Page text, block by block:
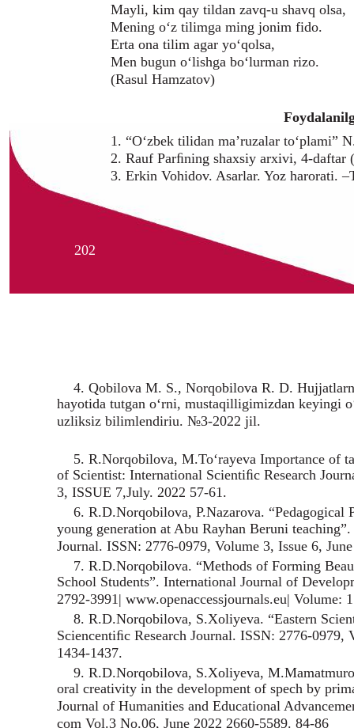
202
Mayli, kim qay tildan zavq-u shavq olsa,
Mening o‘z tilimga ming jonim fido.
Erta ona tilim agar yo‘qolsa,
Men bugun o‘lishga bo‘lurman rizo.
(Rasul Hamzatov)
1. “O‘zbek tilidan ma’ruzalar to‘plami”
2. Rauf Parﬁning shaxsiy arxivi, 4-daftar
3. Erkin Vohidov. Asarlar. Yoz harorati.
4. Qobilova M. S., Norqobilova R. D.
hayotida tutgan o‘rni, mustaqilligimizdan keyingi
uzliksiz bilimlendiriu. №3-2022 jil.
5. R.Norqobilova, M.To‘rayeva Importance of
of Scientist: International Scientiﬁc Research
3, ISSUE 7,July. 2022 57-61.
6. R.D.Norqobilova, P.Nazarova. “Pedagogical
young generation at Abu Rayhan Beruni
Journal. ISSN: 2776-0979, Volume 3, Issue 6,
7. R.D.Norqobilova. “Methods of Forming
School Students”. International Journal of
2792-3991| www.openaccessjournals.eu| Volume:
8. R.D.Norqobilova, S.Xoliyeva. “Eastern
Sciencentiﬁc Research Journal. ISSN: 2776-0979,
1434-1437.
9. R.D.Norqobilova, S.Xoliyeva,
oral creativity in the development of spech by
Journal of Humanities and Educational
com Vol.3 No.06, June 2022 2660-5589. 84-86